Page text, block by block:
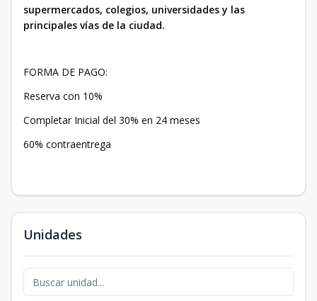
supermercados, colegios, universidades y las
principales vías de la ciudad.
FORMA DE PAGO:
Reserva con 10%
Completar Inicial del 30% en 24 meses
60% contraentrega
Unidades